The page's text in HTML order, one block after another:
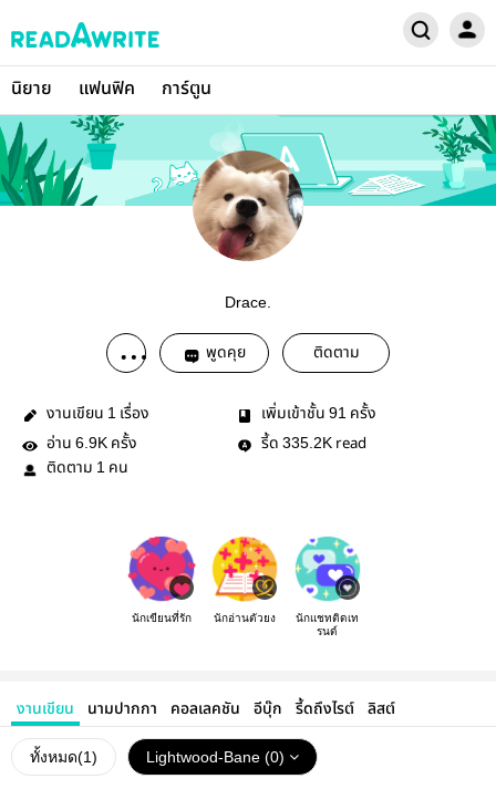
นิยาย แฟนฟิค การ์ตูน
Drace.
พูดคุย ติดตาม
งานเขียน 1 เรื่อง เพิ่มเข้าชั้น 91 ครั้ง
อ่าน 6.9K ครั้ง รี้ด 335.2K read
ติดตาม 1 คน
นักเขียนที่รัก นักอ่านตัวยง
นักแชทติดเท
รนด์
งานเขียน นามปากกา คอลเลคชัน อีบุ๊ก รี้ดถึงไรต์ ลิสต์
ทั้งหมด(1) Lightwood-Bane (0)